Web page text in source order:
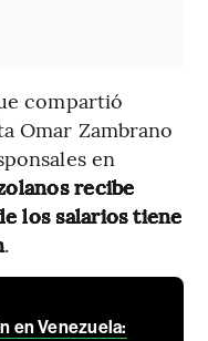
compartió
Omar Zambrano
en
recibe
los salarios tiene
.
en Venezuela: